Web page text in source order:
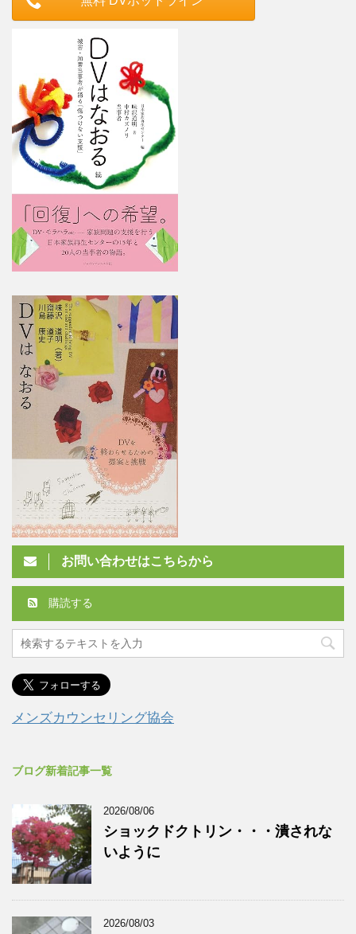
お問い合わせはこちらから
購読する
メンズカウンセリング協会
ブログ新着記事一覧
2026/08/06
ショックドクトリン・・・潰されな
いように
2026/08/03